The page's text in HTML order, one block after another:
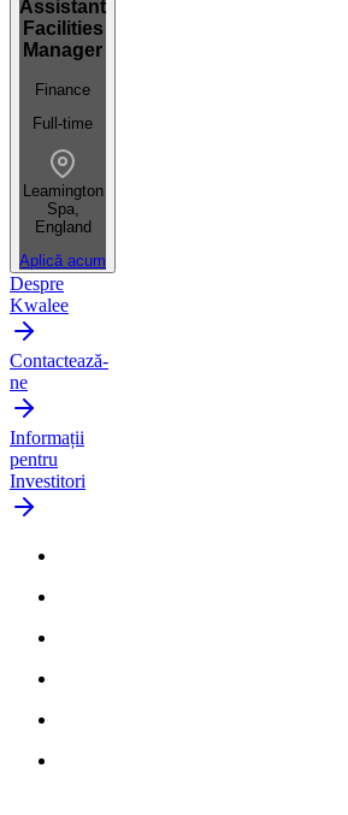
Assistant
Facilities
Manager
Finance
Full-time
Leamington
Spa,
England
Aplică acum
Despre
Kwalee
Contactează-
ne
Informații
pentru
Investitori